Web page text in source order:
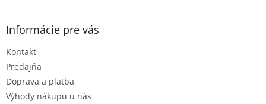
Informácie pre vás
Kontakt
Predajňa
Doprava a platba
Výhody nákupu u nás